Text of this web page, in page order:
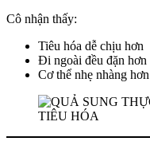
Cô nhận thấy:
Tiêu hóa dễ chịu hơn
Đi ngoài đều đặn hơn
Cơ thể nhẹ nhàng hơn